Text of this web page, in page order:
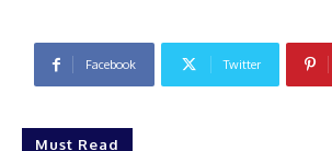
Facebook Twitter
Must Read